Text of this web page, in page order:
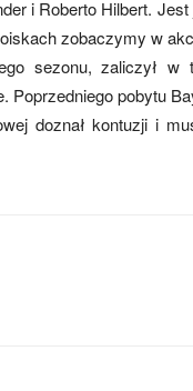
i Roberto Hilbert.
zobaczymy w
sezonu, zaliczył
Poprzedniego pobytu
doznał kontuzji i